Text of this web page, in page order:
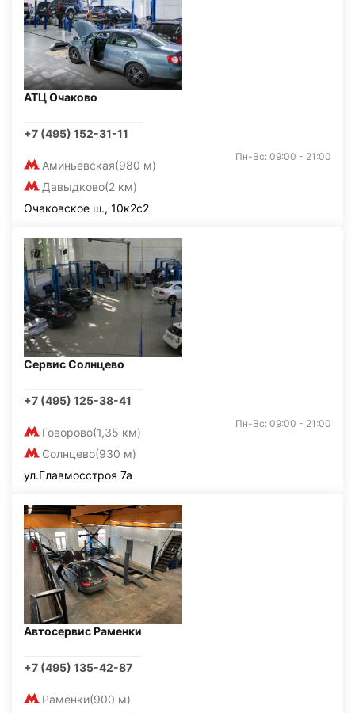
АТЦ Очаково
+7 (495) 152-31-11
Аминьевская(980 м)
Давыдково(2 км)
Пн-Вс: 09:00 - 21:00
Очаковское ш., 10к2с2
Сервис Солнцево
+7 (495) 125-38-41
Говорово(1,35 км)
Солнцево(930 м)
Пн-Вс: 09:00 - 21:00
ул.Главмосстроя 7а
Автосервис Раменки
+7 (495) 135-42-87
Раменки(900 м)